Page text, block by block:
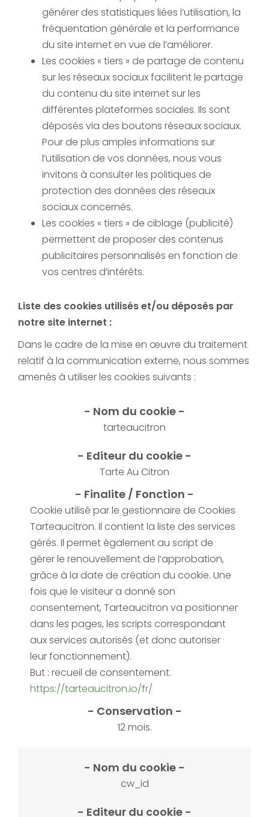
générer des statistiques liées l’utilisation, la
fréquentation générale et la performance
du site internet en vue de l’améliorer.
Les cookies « tiers » de partage de contenu
sur les réseaux sociaux facilitent le partage
du contenu du site internet sur les
différentes plateformes sociales. Ils sont
déposés via des boutons réseaux sociaux.
Pour de plus amples informations sur
l’utilisation de vos données, nous vous
invitons à consulter les politiques de
protection des données des réseaux
sociaux concernés.
Les cookies « tiers » de ciblage (publicité)
permettent de proposer des contenus
publicitaires personnalisés en fonction de
vos centres d’intérêts.
Liste des cookies utilisés et/ou déposés par
notre site internet :
Dans le cadre de la mise en œuvre du traitement
relatif à la communication externe, nous sommes
amenés à utiliser les cookies suivants :
tarteaucitron
Tarte Au Citron
Cookie utilisé par le gestionnaire de Cookies
Tarteaucitron. Il contient la liste des services
gérés. Il permet également au script de
gérer le renouvellement de l’approbation,
grâce à la date de création du cookie. Une
fois que le visiteur a donné son
consentement, Tarteaucitron va positionner
dans les pages, les scripts correspondant
aux services autorisés (et donc autoriser
leur fonctionnement).
But : recueil de consentement.
https://tarteaucitron.io/fr/
12 mois.
cw_id